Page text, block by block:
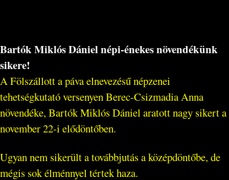
Bartók Miklós Dániel népi-énekes növendékünk
sikere!
A Fölszállott a páva elnevezésű népzenei
tehetségkutató versenyen Berec-Csizmadia Anna
növendéke, Bartók Miklós Dániel aratott nagy sikert a
november 22-i elődöntőben.
Ugyan nem sikerült a továbbjutás a középdöntőbe, de
mégis sok élménnyel tértek haza.